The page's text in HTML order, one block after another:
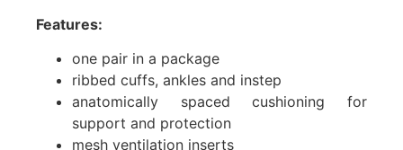
Features:
one pair in a package
ribbed cuffs, ankles and instep
anatomically spaced cushioning for
support and protection
mesh ventilation inserts